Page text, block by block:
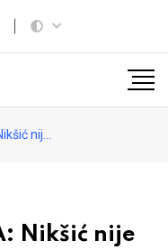
u se prave ludi
Nikšić nije